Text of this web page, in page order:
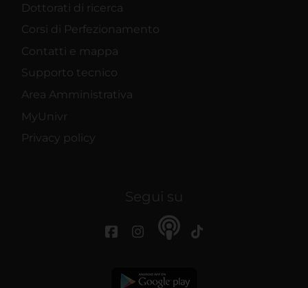
Dottorati di ricerca
Corsi di Perfezionamento
Contatti e mappa
Supporto tecnico
Area Amministrativa
MyUnivr
Privacy policy
Segui su